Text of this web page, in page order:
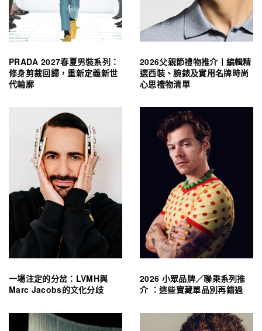
PRADA 2027春夏男裝系列：
修身剪裁回歸，重新定義新世
代輪廓
2026父親節禮物推介丨編輯精
選西裝、腕錶及實用名牌時尚
心思禮物清單
一場注定的分岔：LVMH與
Marc Jacobs的文化分歧
2026 小眾品牌／聯乘系列推
介 ：這些寶藏單品別再錯過